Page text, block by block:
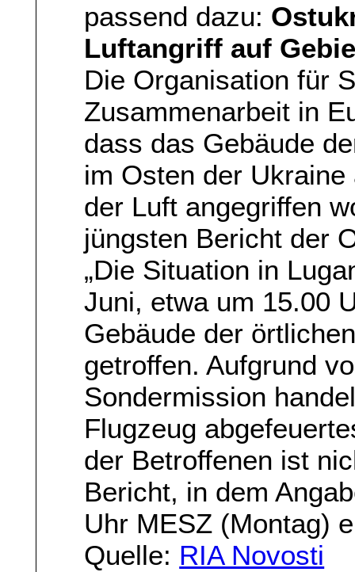
passend dazu:
Luftangriff auf
Die Organisation für
Zusammenarbeit in
dass das Gebäude
im Osten der
der Luft angegriffen
jüngsten Bericht der
„Die Situation in
Juni, etwa um 15.00
Gebäude der
getroffen. Aufgrund
Sondermission
Flugzeug
der Betroffenen ist
Bericht, in dem
Uhr MESZ (Montag)
Quelle: RIA Novosti